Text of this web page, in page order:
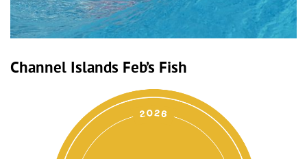
Channel Islands Feb’s Fish